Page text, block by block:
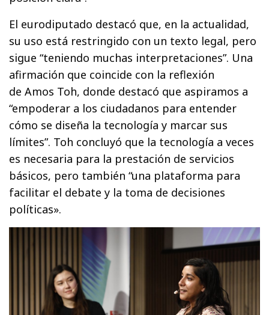
El eurodiputado destacó que, en la actualidad,
su uso está restringido con un texto legal, pero
sigue “teniendo muchas interpretaciones”. Una
afirmación que coincide con la reflexión
de Amos Toh, donde destacó que aspiramos a
“empoderar a los ciudadanos para entender
cómo se diseña la tecnología y marcar sus
límites”. Toh concluyó que la tecnología a veces
es necesaria para la prestación de servicios
básicos, pero también “una plataforma para
facilitar el debate y la toma de decisiones
políticas».